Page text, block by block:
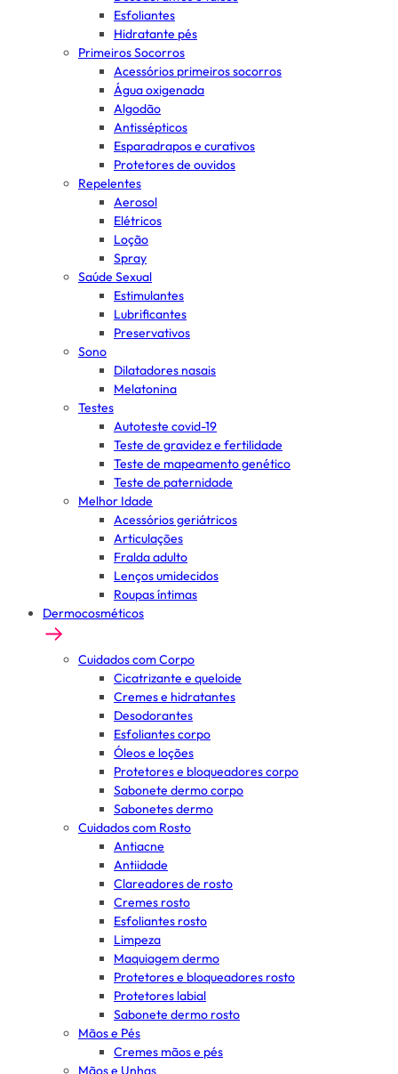
Esfoliantes
Hidratante pés
Primeiros Socorros
Acessórios primeiros socorros
Água oxigenada
Algodão
Antissépticos
Esparadrapos e curativos
Protetores de ouvidos
Repelentes
Aerosol
Elétricos
Loção
Spray
Saúde Sexual
Estimulantes
Lubrificantes
Preservativos
Sono
Dilatadores nasais
Melatonina
Testes
Autoteste covid-19
Teste de gravidez e fertilidade
Teste de mapeamento genético
Teste de paternidade
Melhor Idade
Acessórios geriátricos
Articulações
Fralda adulto
Lenços umidecidos
Roupas íntimas
Dermocosméticos
Cuidados com Corpo
Cicatrizante e queloide
Cremes e hidratantes
Desodorantes
Esfoliantes corpo
Óleos e loções
Protetores e bloqueadores corpo
Sabonete dermo corpo
Sabonetes dermo
Cuidados com Rosto
Antiacne
Antiidade
Clareadores de rosto
Cremes rosto
Esfoliantes rosto
Limpeza
Maquiagem dermo
Protetores e bloqueadores rosto
Protetores labial
Sabonete dermo rosto
Mãos e Pés
Cremes mãos e pés
Mãos e Unhas